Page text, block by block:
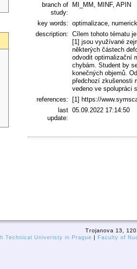
branch of
study:
MI_MM, MINF, APIN
key words: optimalizace,
description: Cílem tohoto tématu
[1] jsou využívané
některých částech
odvodit optimalizační
chybám. Student by
konečných objemů.
předchozí zkušenosti
vedeno ve spolupráci
references:
[1] https://
last
update:
05.09.2022 17:14:50
Trojanova 13,
Technical Univeristy in Prague | Faculty of